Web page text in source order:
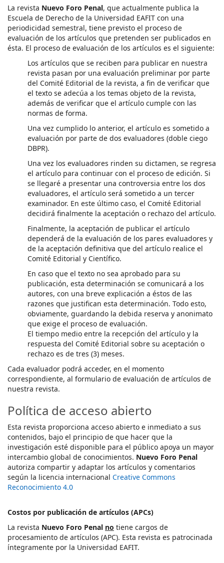
La revista Nuevo Foro Penal, que actualmente publica la
Escuela de Derecho de la Universidad EAFIT con una
periodicidad semestral, tiene previsto el proceso de
evaluación de los artículos que pretenden ser publicados en
ésta. El proceso de evaluación de los artículos es el siguiente:
Los artículos que se reciben para publicar en nuestra
revista pasan por una evaluación preliminar por parte
del Comité Editorial de la revista, a fin de verificar que
el texto se adecúa a los temas objeto de la revista,
además de verificar que el artículo cumple con las
normas de forma.
Una vez cumplido lo anterior, el artículo es sometido a
evaluación por parte de dos evaluadores (doble ciego
DBPR).
Una vez los evaluadores rinden su dictamen, se regresa
el artículo para continuar con el proceso de edición. Si
se llegaré a presentar una controversia entre los dos
evaluadores, el artículo será sometido a un tercer
examinador. En este último caso, el Comité Editorial
decidirá finalmente la aceptación o rechazo del artículo.
Finalmente, la aceptación de publicar el artículo
dependerá de la evaluación de los pares evaluadores y
de la aceptación definitiva que del artículo realice el
Comité Editorial y Científico.
En caso que el texto no sea aprobado para su
publicación, esta determinación se comunicará a los
autores, con una breve explicación a éstos de las
razones que justifican esta determinación. Todo esto,
obviamente, guardando la debida reserva y anonimato
que exige el proceso de evaluación.
El tiempo medio entre la recepción del artículo y la
respuesta del Comité Editorial sobre su aceptación o
rechazo es de tres (3) meses.
Cada evaluador podrá acceder, en el momento
correspondiente, al formulario de evaluación de artículos de
nuestra revista.
Política de acceso abierto
Esta revista proporciona acceso abierto e inmediato a sus
contenidos, bajo el principio de que hacer que la
investigación esté disponible para el público apoya un mayor
intercambio global de conocimientos. Nuevo Foro Penal
autoriza compartir y adaptar los artículos y comentarios
según la licencia internacional Creative Commons
Reconocimiento 4.0
Costos por publicación de artículos (APCs)
La revista Nuevo Foro Penal no tiene cargos de
procesamiento de artículos (APC). Esta revista es patrocinada
íntegramente por la Universidad EAFIT.